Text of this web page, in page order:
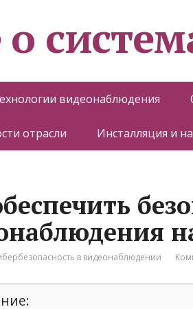
о
видеонаблюдения
отрасли Инсталляция и
в видеонаблюдении